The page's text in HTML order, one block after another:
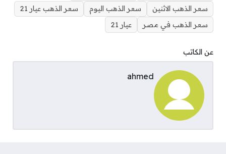
سعر الذهب الاثنين
سعر الذهب اليوم
سعر الذهب عيار 21
سعر الذهب في مصر
عيار 21
عن الكاتب
ahmed